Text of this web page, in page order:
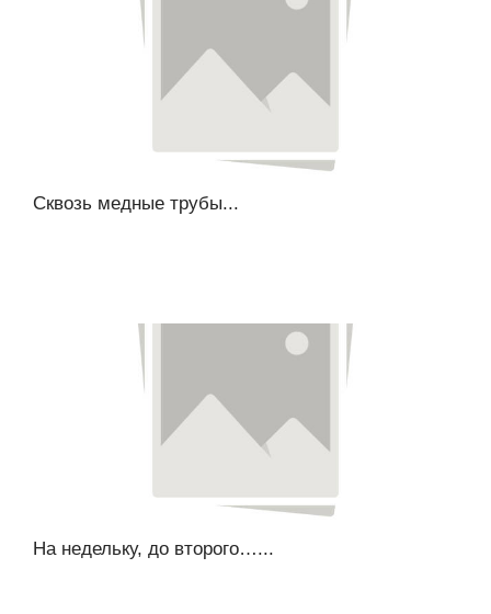
Сквозь медные трубы...
На недельку, до второго…...